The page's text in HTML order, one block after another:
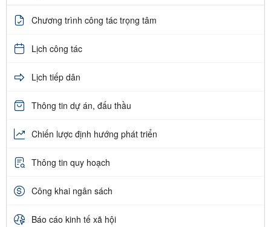
Chương trình công tác trọng tâm
Lịch công tác
Lịch tiếp dân
Thông tin dự án, đấu thầu
Chiến lược định hướng phát triển
Thông tin quy hoạch
Công khai ngân sách
Báo cáo kinh tế xã hội